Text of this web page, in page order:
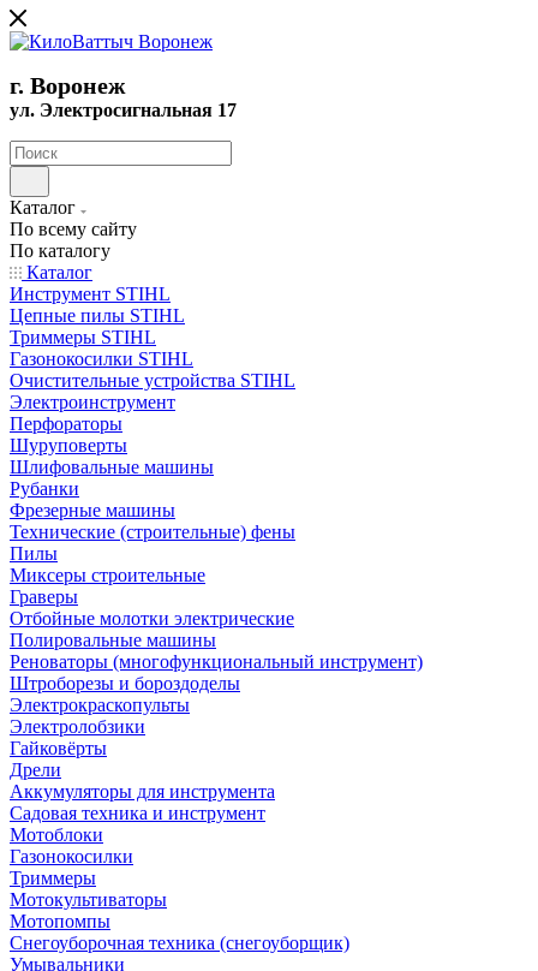
г. Воронеж
ул. Электросигнальная 17
Каталог
По всему сайту
По каталогу
Каталог
Инструмент STIHL
Цепные пилы STIHL
Триммеры STIHL
Газонокосилки STIHL
Очистительные устройства STIHL
Электроинструмент
Перфораторы
Шуруповерты
Шлифовальные машины
Рубанки
Фрезерные машины
Технические (строительные) фены
Пилы
Миксеры строительные
Граверы
Отбойные молотки электрические
Полировальные машины
Реноваторы (многофункциональный инструмент)
Штроборезы и бороздоделы
Электрокраскопульты
Электролобзики
Гайковёрты
Дрели
Аккумуляторы для инструмента
Садовая техника и инструмент
Мотоблоки
Газонокосилки
Триммеры
Мотокультиваторы
Мотопомпы
Снегоуборочная техника (снегоуборщик)
Умывальники